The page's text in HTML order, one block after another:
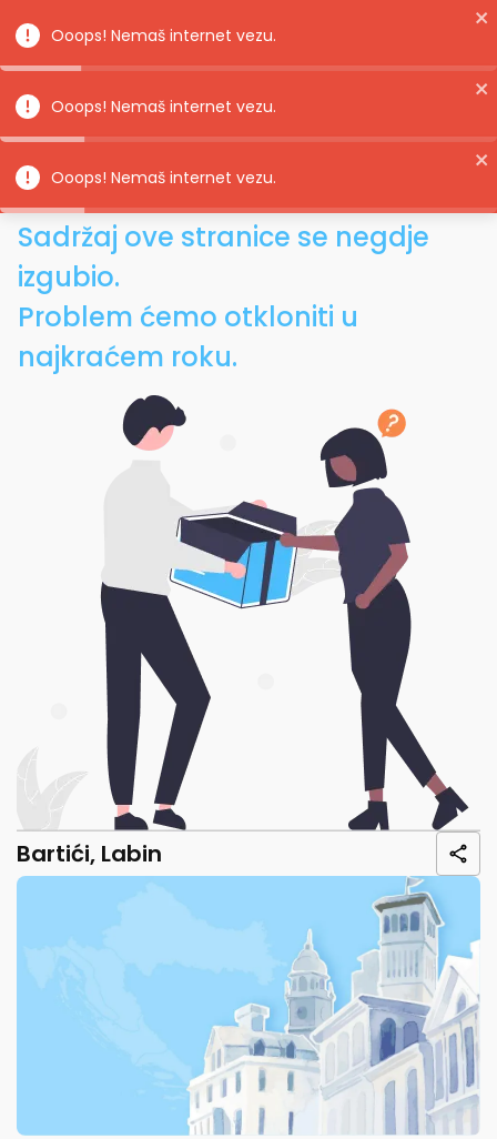
Bartići, Labin
Ooops! Nemaš internet vezu.
Ooops! Nemaš internet vezu.
Ooops! Nemaš internet vezu.
Bartići, Labin
Ooops!
Sadržaj ove stranice se negdje
izgubio.
Problem ćemo otkloniti u
najkraćem roku.
Bartići, Labin